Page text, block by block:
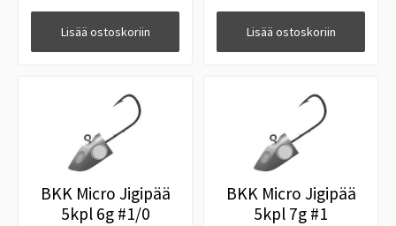
Lisää ostoskoriin Lisää ostoskoriin
BKK Micro Jigipää
5kpl 6g #1/0
BKK Micro Jigipää
5kpl 7g #1